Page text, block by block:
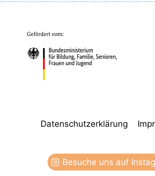
Datenschutzerklärung
Besuche uns auf